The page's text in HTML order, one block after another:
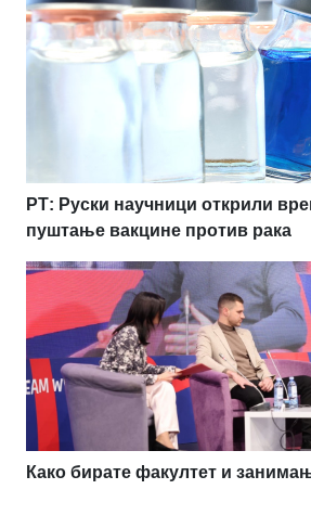
РТ: Руски научници открили
пуштање вакцине против рака
Како бирате факултет и